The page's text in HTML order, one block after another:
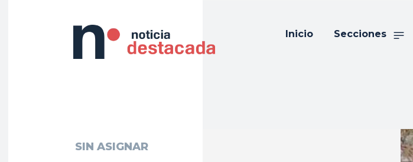
Inicio Secciones
SIN ASIGNAR